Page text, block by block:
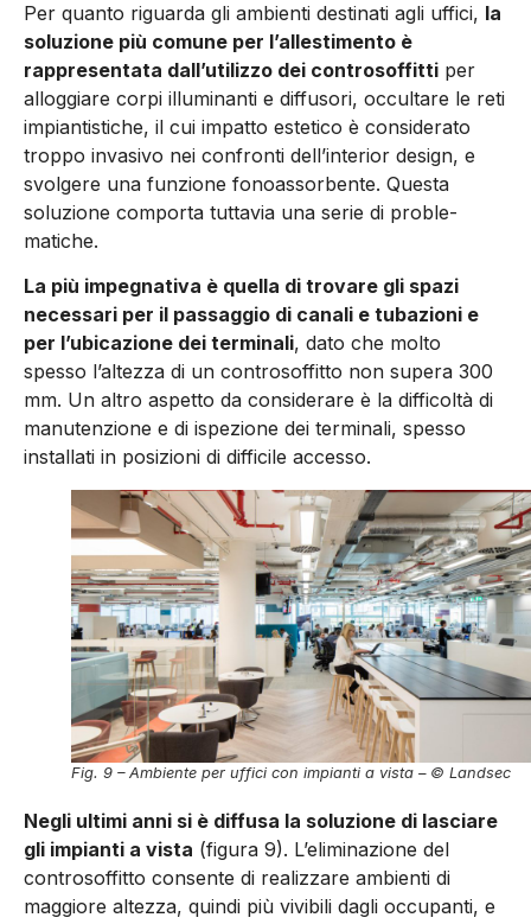
Per quanto riguarda gli ambienti destinati agli uffici, la
soluzione più comune per l’allestimento è
rappresentata dall’utilizzo dei controsoffitti per
alloggiare corpi illuminanti e diffusori, occultare le reti
impiantistiche, il cui impatto estetico è considerato
troppo invasivo nei confronti dell’interior design, e
svolgere una funzio­ne fonoassorbente. Questa
soluzione comporta tuttavia una serie di proble­
matiche.
La più impegnativa è quella di trovare gli spazi
necessari per il passag­gio di canali e tubazioni e
per l’ubicazio­ne dei terminali, dato che molto
spesso l’altezza di un controsoffitto non supera 300
mm. Un altro aspetto da conside­rare è la difficoltà di
manutenzione e di ispezione dei terminali, spesso
installati in posizioni di difficile accesso.
Fig. 9 – Ambiente per uffici con impianti a vista – © Landsec
Negli ultimi anni si è diffusa la soluzione di lasciare
gli impian­ti a vista (figura 9). L’eliminazione del
controsoffitto consente di realizzare ambienti di
maggiore altezza, quindi più vivibili dagli occupanti, e